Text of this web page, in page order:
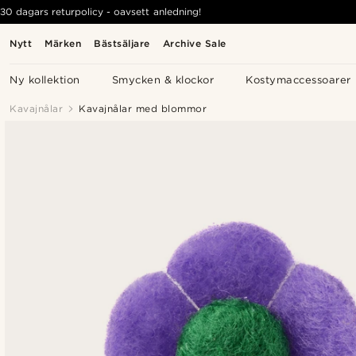
Nytt Märken Bästsäljare Archive Sale
Ny kollektion Smycken & klockor Kostymaccessoarer
30 dagars returpolicy - oavsett anledning!
Kavajnålar Kavajnålar med blommor